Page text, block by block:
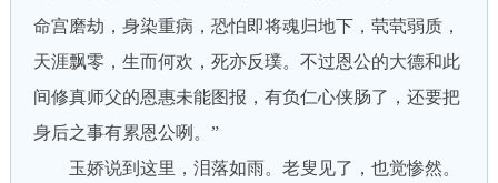
命宫磨劫，身染重病，恐怕即将魂归地下，茕茕弱质，
天涯飘零，生而何欢，死亦反璞。不过恩公的大德和此
间修真师父的恩惠未能图报，有负仁心侠肠了，还要把
身后之事有累恩公咧。”
玉娇说到这里，泪落如雨。老叟见了，也觉惨然。